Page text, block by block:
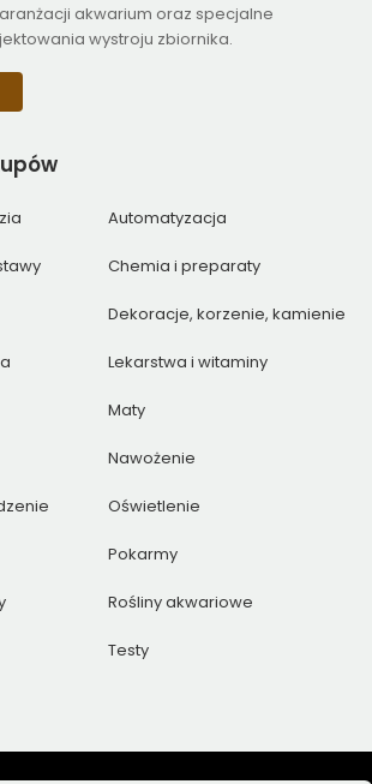
akwarium oraz specjalne
wystroju zbiornika.
Automatyzacja
Chemia i preparaty
Dekoracje, korzenie, kamienie
Lekarstwa i witaminy
Maty
Nawożenie
Oświetlenie
Pokarmy
Rośliny akwariowe
Testy